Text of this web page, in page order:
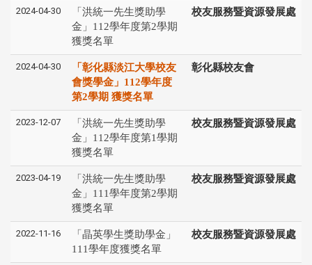
2024-04-30
「洪統一先生獎助學
金」112學年度第2學期
獲獎名單
校友服務暨資源發展處
2024-04-30
「彰化縣淡江大學校友
會獎學金」112學年度
第2學期 獲獎名單
彰化縣校友會
2023-12-07
「洪統一先生獎助學
金」112學年度第1學期
獲獎名單
校友服務暨資源發展處
2023-04-19
「洪統一先生獎助學
金」111學年度第2學期
獲獎名單
校友服務暨資源發展處
2022-11-16
「晶英學生獎助學金」
111學年度獲獎名單
校友服務暨資源發展處